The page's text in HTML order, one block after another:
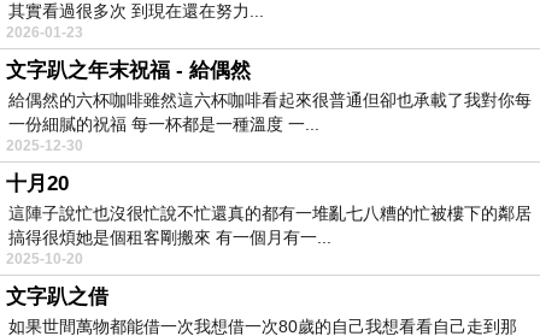
其實看過很多次 到現在還在努力...
2026-01-23
文字趴之年末祝福 - 給偶然
給偶然的六杯咖啡雖然這六杯咖啡看起來很普通但卻也承載了我對你每
一份細膩的祝福 每一杯都是一種溫度 一...
2025-12-30
十月20
這陣子說忙也沒很忙說不忙還真的都有一堆亂七八糟的忙被樓下的鄰居
搞得很煩她是個租客剛搬來 有一個月有一...
2025-10-20
文字趴之借
如果世間萬物都能借一次我想借一次80歲的自己我想看看自己走到那